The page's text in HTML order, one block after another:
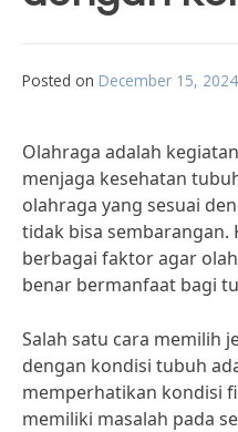
Posted on December 15, 2024
Olahraga adalah
menjaga kesehatan
olahraga yang sesuai
tidak bisa
berbagai faktor agar
benar bermanfaat bagi
Salah satu cara memilih
dengan kondisi tubuh
memperhatikan kondisi
memiliki masalah pada